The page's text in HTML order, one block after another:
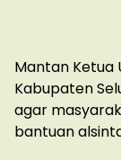
Mantan Ketua
Kabupaten
agar
bantuan